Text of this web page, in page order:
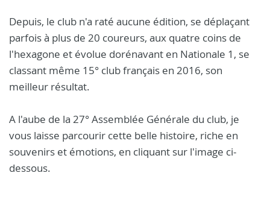
Depuis, le club n'a raté aucune édition, se déplaçant
parfois à plus de 20 coureurs, aux quatre coins de
l'hexagone et évolue dorénavant en Nationale 1, se
classant même 15° club français en 2016, son
meilleur résultat.
A l'aube de la 27° Assemblée Générale du club, je
vous laisse parcourir cette belle histoire, riche en
souvenirs et émotions, en cliquant sur l'image ci-
dessous.